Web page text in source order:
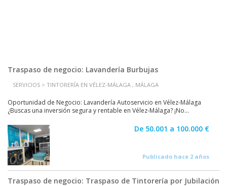
Traspaso de negocio: Lavandería Burbujas
SERVICIOS > TINTORERÍA EN VÉLEZ-MÁLAGA , MÁLAGA
Oportunidad de Negocio: Lavandería Autoservicio en Vélez-Málaga
¿Buscas una inversión segura y rentable en Vélez-Málaga? ¡No...
De 50.001 a 100.000 €
Publicado hace 2 años
Traspaso de negocio: Traspaso de Tintorería por Jubilación